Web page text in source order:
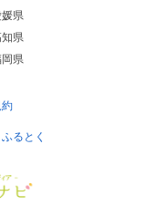
県
県
県
ふるとく